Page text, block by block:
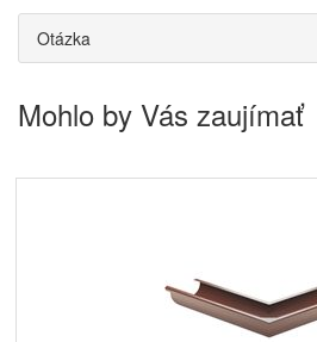
Otázka
Mohlo by Vás zaujímať